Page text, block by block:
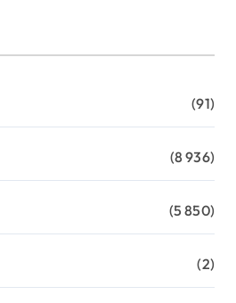
(91)
(8 936)
(5 850)
(2)